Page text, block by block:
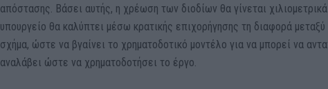
απόστασης. Βάσει αυτής, η χρέωση των διοδίων θα γίνεται
υπουργείο θα καλύπτει μέσω κρατικής επιχορήγησης τη διαφορά
σχήμα, ώστε να βγαίνει το χρηματοδοτικό μοντέλο για να μπορεί να
αναλάβει ώστε να χρηματοδοτήσει το έργο.